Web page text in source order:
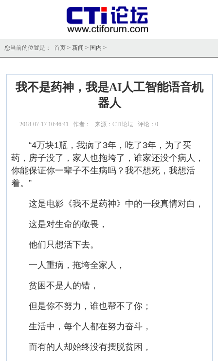
您当前的位置是： 首页 > 新闻 > 国内 >
我不是药神，我是AI人工智能语音机
器人
2018-07-17 10:46:41 作者： 来源：CTI论坛 评论：0
“4万块1瓶，我病了3年，吃了3年，为了买
药，房子没了，家人也拖垮了，谁家还没个病人，
你能保证你一辈子不生病吗？我不想死，我想活
着。”
这是电影《我不是药神》中的一段真情对白，
这是对生命的敬畏，
他们只想活下去。
一人重病，拖垮全家人，
贫困不是人的错，
但是你不努力，谁也帮不了你；
生活中，每个人都在努力奋斗，
而有的人却始终没有摆脱贫困，